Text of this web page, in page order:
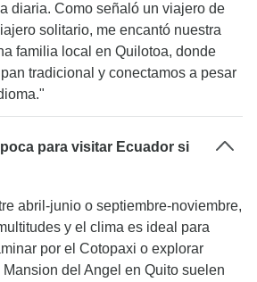
diaria. Como señaló un viajero de
solitario, me encantó nuestra
familia local en Quilotoa, donde
tradicional y conectamos a pesar
para visitar Ecuador si
abril-junio o septiembre-noviembre,
y el clima es ideal para
por el Cotopaxi o explorar
del Angel en Quito suelen